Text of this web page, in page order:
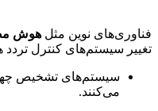
فناوری‌های نوین مثل هوش
تغییر سیستم‌های کنترل تردد
می‌کنند.